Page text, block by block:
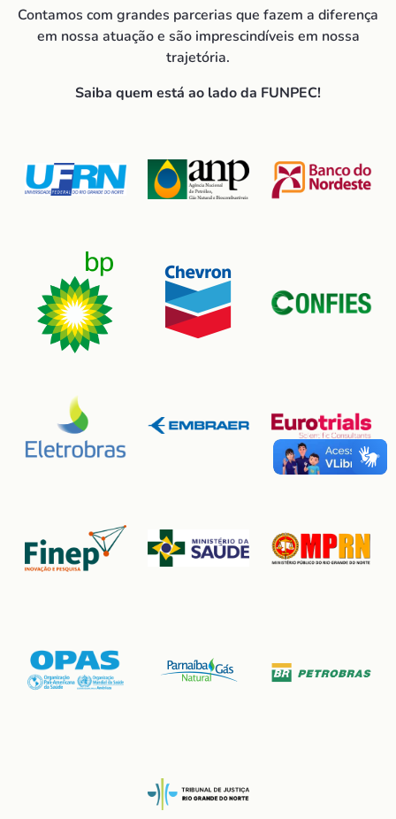
Contamos com grandes parcerias que fazem a diferença
em nossa atuação e são imprescindíveis em nossa
trajetória.
Saiba quem está ao lado da FUNPEC!